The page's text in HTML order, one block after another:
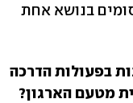
בנושא אחת
בפעולות הדרכה
מטעם הארגון?